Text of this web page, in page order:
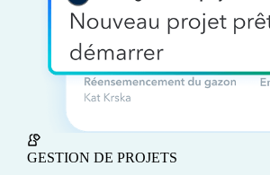
GESTION DE PROJETS